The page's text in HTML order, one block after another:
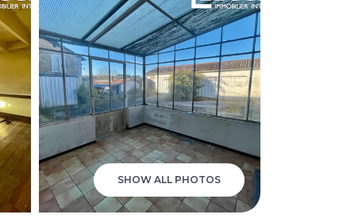
SHOW ALL PHOTOS